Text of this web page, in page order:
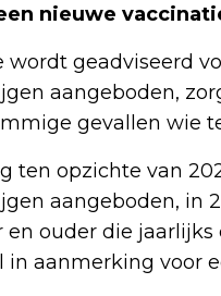
nieuwe
geadviseerd
aangeboden,
gevallen wie
ten opzichte van
aangeboden, in
en ouder die
aanmerking voor